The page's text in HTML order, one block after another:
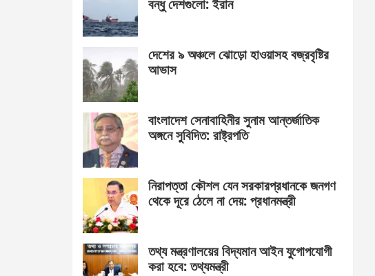
বন্ধু দেশগুলো: ইরান
দেশের ৯ অঞ্চলে ঝোড়ো হাওয়াসহ বজ্রবৃষ্টির
আভাস
বাংলাদেশ সেনাবাহিনীর সুনাম আন্তর্জাতিক
অঙ্গনে সুবিদিত: রাষ্ট্রপতি
নিরাপত্তা কৌশল যেন সরকারপ্রধানকে জনগণ
থেকে দূরে ঠেলে না দেয়: প্রধানমন্ত্রী
তথ্য মন্ত্রণালয়ের বিদ্যমান আইন যুগোপযোগী
করা হবে: তথ্যমন্ত্রী